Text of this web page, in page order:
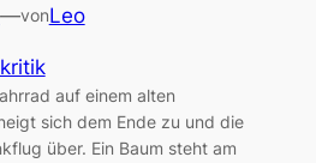
—vonLeo
auf einem alten
sich dem Ende zu und die
über. Ein Baum steht am